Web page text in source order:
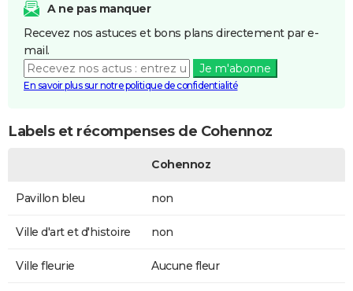
A ne pas manquer
Recevez nos astuces et bons plans directement par e-
mail.
Je m'abonne
En savoir plus sur notre politique de confidentialité
Labels et récompenses de Cohennoz
Cohennoz
Pavillon bleu non
Ville d'art et d'histoire non
Ville fleurie Aucune fleur